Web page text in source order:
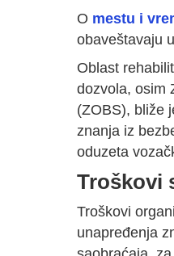
O mestu i
obaveštavaju
Oblast
dozvola, osim
(ZOBS), bliže
znanja iz
oduzeta
Troškovi
Troškovi
unapređenja